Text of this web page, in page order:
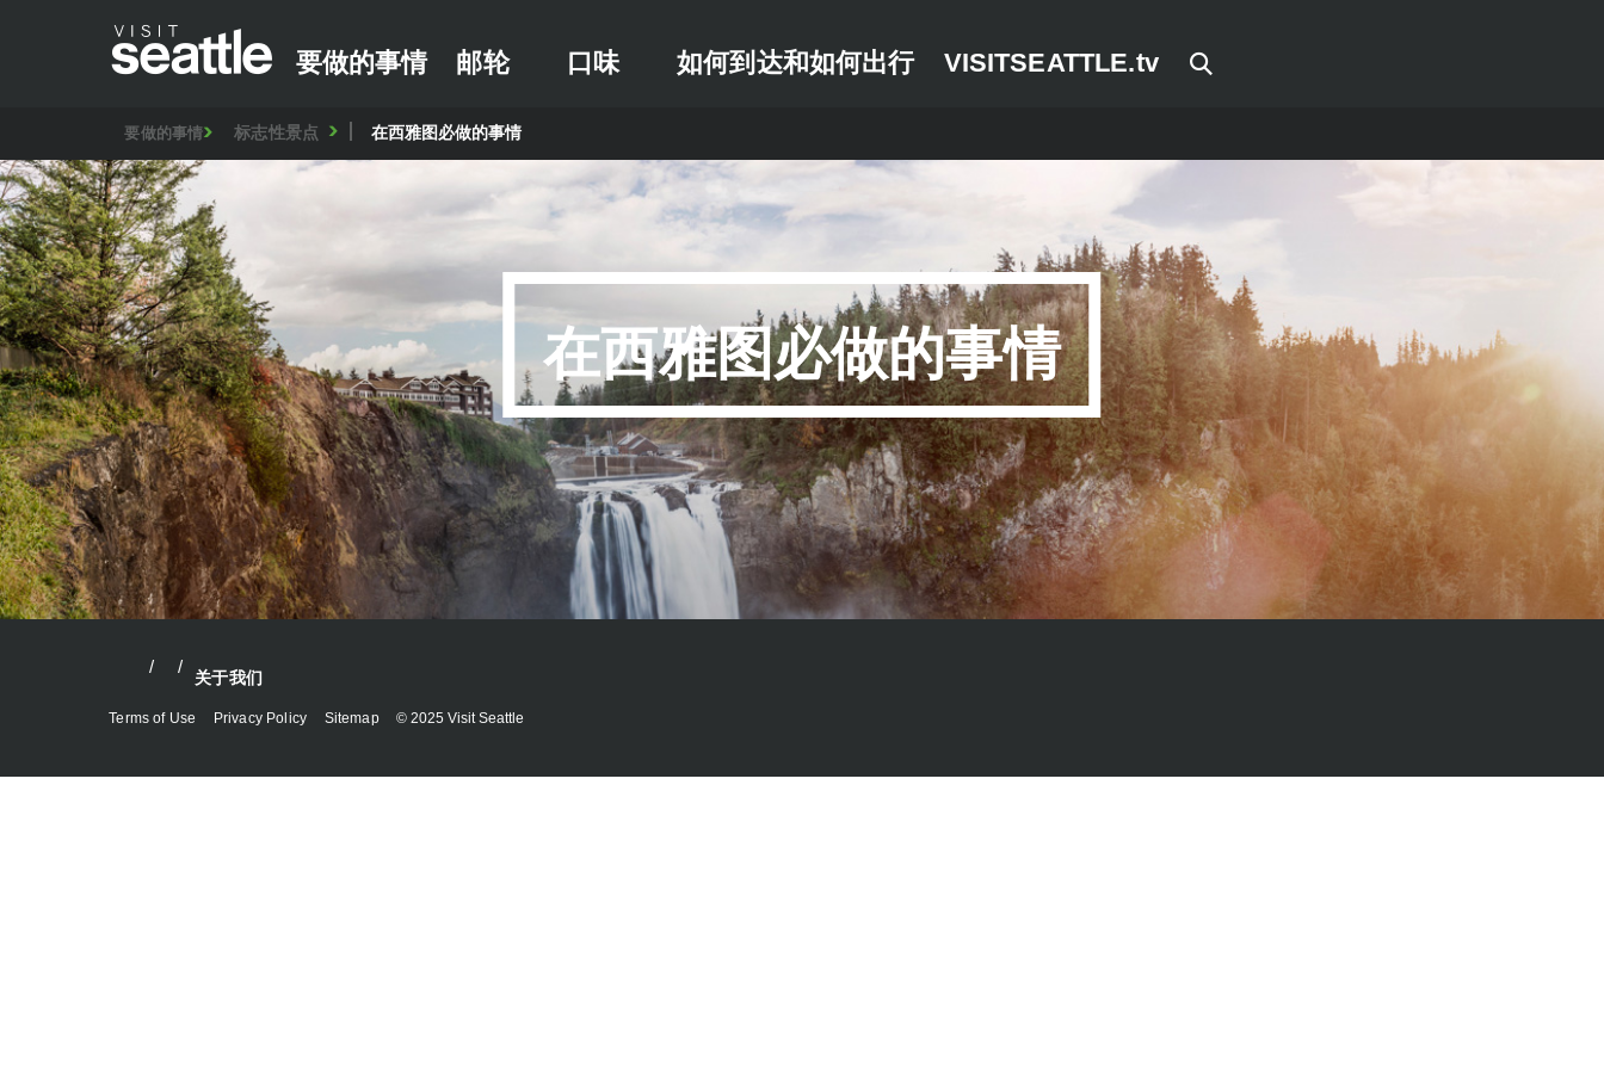
要做的事情 邮轮 口味 如何到达和如何出行 VISITSEATTLE.tv
要做的事情 标志性景点 在西雅图必做的事情
在西雅图必做的事情
关于我们
Terms of Use Privacy Policy Sitemap © 2025 Visit Seattle